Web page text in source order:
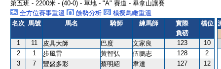
第五班 - 2200米 - (40-0) - 草地 - "A" 賽道 - 畢拿山讓賽
全方位賽事重溫
餘勢分析
模擬鳥瞰重溫
名次 馬號 馬名 騎師 練馬師
實際
負磅
檔位
1 11 皮具大師 巴度 文家良 123
10
2
1 步風雷 黃智弘 伍鵬志 128
2
3
7 豐盛多彩 蔡明紹 韋達 127
12